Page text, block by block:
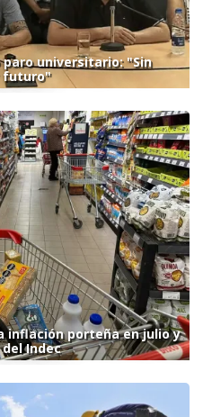
paro universitario: "Sin
futuro"
inflación porteña en julio y
Indec